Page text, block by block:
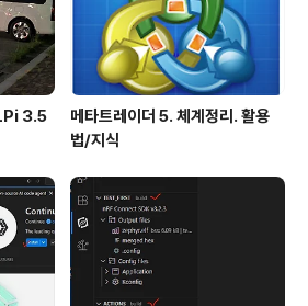
3.5
메타트레이더 5. 체계정리. 활용
법/지식